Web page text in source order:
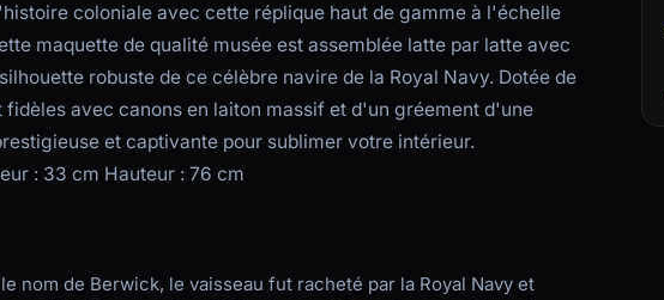
coloniale avec cette réplique haut de gamme à l'échelle
maquette de qualité musée est assemblée latte par latte avec
robuste de ce célèbre navire de la Royal Navy. Dotée de
avec canons en laiton massif et d'un gréement d'une
et captivante pour sublimer votre intérieur.
: 33 cm Hauteur : 76 cm
nom de Berwick, le vaisseau fut racheté par la Royal Navy et